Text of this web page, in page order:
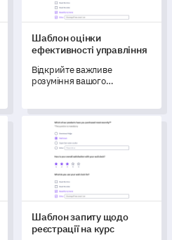
Шаблон оцінки
ефективності управління
Відкрийте важливе
розуміння вашого
оцінки ефективності
управління.
залученості команди
Шаблон запиту щодо
Шаблон запиту щодо
реєстрації на курс